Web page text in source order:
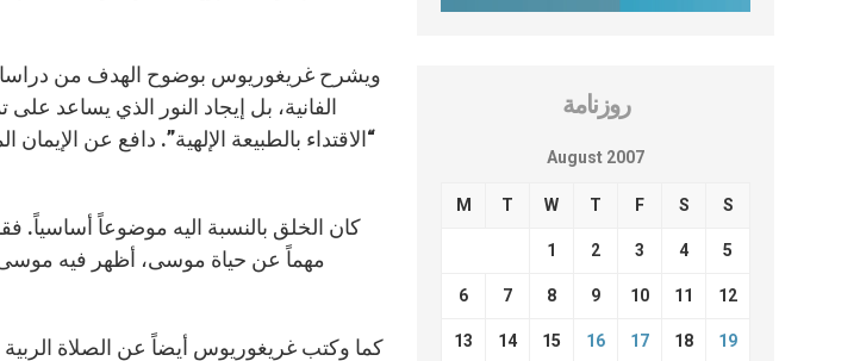
ويشرح غريغوريوس بوضوح الهدف من دراساته،
الفانية، بل إيجاد النور الذي يساعد
“الاقتداء بالطبيعة الإلهية”. دافع عن
كان الخلق بالنسبة اليه موضوعاً أساسياً.
مهماً عن حياة موسى، أظهر فيه موسى
كما وكتب غريغوريوس أيضاً عن الصلاة
روزنامة
August 2007
M T W T F S S
1 2 3 4 5
6 7 8 9 10 11 12
13 14 15 16 17 18 19